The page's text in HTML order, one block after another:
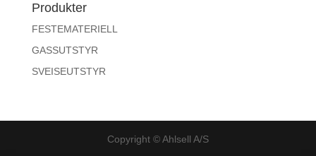
Produkter
FESTEMATERIELL
GASSUTSTYR
SVEISEUTSTYR
Copyright © Ahlsell A/S